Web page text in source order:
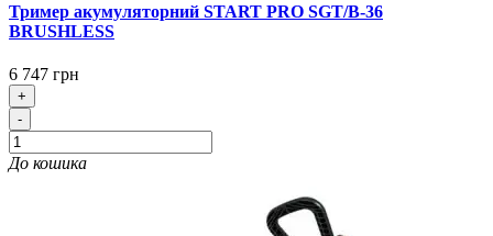
Тример акумуляторний START PRO SGT/B-36
BRUSHLESS
6 747 грн
+
-
До кошика